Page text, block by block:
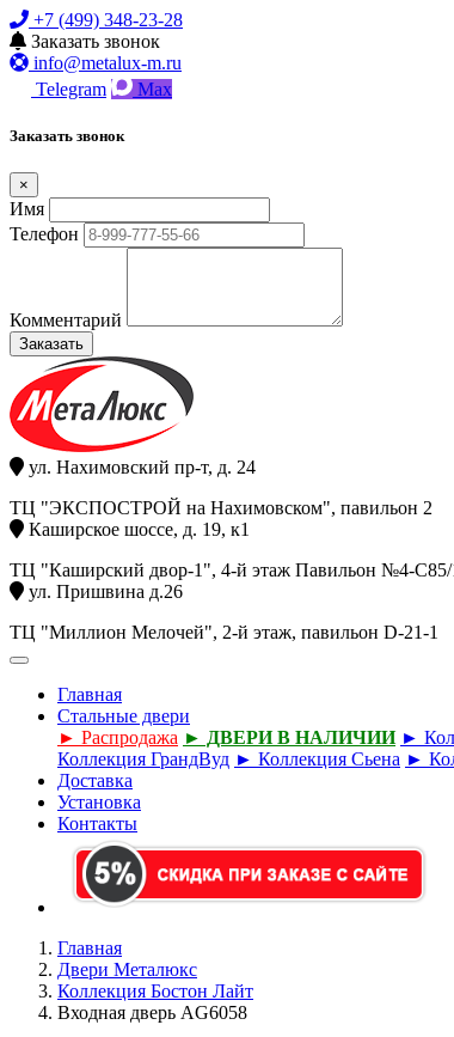
+7 (499) 348-23-28
Заказать звонок
info@metalux-m.ru
Telegram
Max
Заказать звонок
×
Имя
Телефон
Комментарий
Заказать
ул. Нахимовский пр-т, д. 24
ТЦ "ЭКСПОСТРОЙ на Нахимовском", павильон 2
Каширское шоссе, д. 19, к1
ТЦ "Каширский двор-1", 4-й этаж Павильон №4-С85/
ул. Пришвина д.26
ТЦ "Миллион Мелочей", 2-й этаж, павильон D-21-1
Главная
Стальные двери
► Распродажа ► ДВЕРИ В НАЛИЧИИ ►
Коллекция ГрандВуд ► Коллекция Сьена ►
Доставка
Установка
Контакты
Главная
Двери Металюкс
Коллекция Бостон Лайт
Входная дверь AG6058